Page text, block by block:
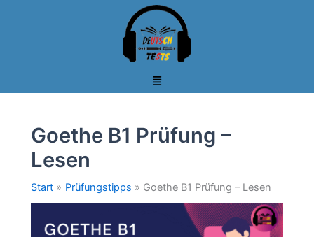
Goethe B1 Prüfung –
Lesen
Start Prüfungstipps Goethe B1 Prüfung – Lesen